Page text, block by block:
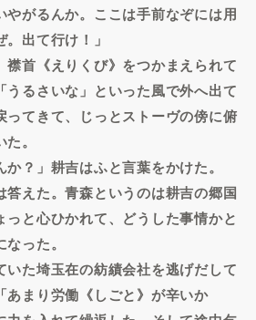
やがるんか。ここは手前なぞには用
出て行け！」
首《えりくび》をつかまえられて
うるさいな」といった風で外へ出て
ってきて、じっとストーヴの傍に俯
。
か？」耕吉はふと言葉をかけた。
答えた。青森というのは耕吉の郷国
っと心ひかれて、どうした事情かと
った。
た埼玉在の紡績会社を逃げだして
あまり労働《しごと》が辛いか